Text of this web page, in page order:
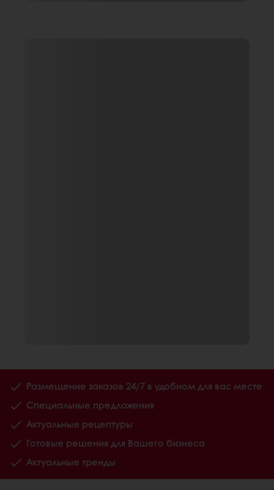
Размещение заказов 24/7 в удобном для вас месте
Специальные предложения
Актуальные рецептуры
Готовые решения для Вашего бизнеса
Актуальные тренды